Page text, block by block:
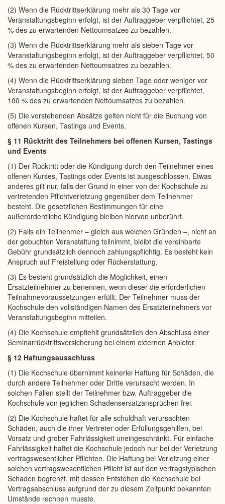
(2) Wenn die Rücktrittserklärung mehr als 30 Tage vor
Veranstaltungsbeginn erfolgt, ist der Auftraggeber verpflichtet, 25
% des zu erwartenden Nettoumsatzes zu bezahlen.
(3) Wenn die Rücktrittserklärung mehr als sieben Tage vor
Veranstaltungsbeginn erfolgt, ist der Auftraggeber verpflichtet, 50
% des zu erwartenden Nettoumsatzes zu bezahlen.
(4) Wenn die Rücktrittserklärung sieben Tage oder weniger vor
Veranstaltungsbeginn erfolgt, ist der Auftraggeber verpflichtet,
100 % des zu erwartenden Nettoumsatzes zu bezahlen.
(5) Die vorstehenden Absätze gelten nicht für die Buchung von
offenen Kursen, Tastings und Events.
§ 11 Rücktritt des Teilnehmers bei offenen Kursen, Tastings
und Events
(1) Der Rücktritt oder die Kündigung durch den Teilnehmer eines
offenen Kurses, Tastings oder Events ist ausgeschlossen. Etwas
anderes gilt nur, falls der Grund in einer von der Kochschule zu
vertretenden Pflichtverletzung gegenüber dem Teilnehmer
besteht. Die gesetzlichen Bestimmungen für eine
außerordentliche Kündigung bleiben hiervon unberührt.
(2) Falls ein Teilnehmer – gleich aus welchen Gründen –, nicht an
der gebuchten Veranstaltung teilnimmt, bleibt die vereinbarte
Gebühr grundsätzlich dennoch zahlungspflichtig. Es besteht kein
Anspruch auf Freistellung oder Rückerstattung.
(3) Es besteht grundsätzlich die Möglichkeit, einen
Ersatzteilnehmer zu benennen, wenn dieser die erforderlichen
Teilnahmevoraussetzungen erfüllt. Der Teilnehmer muss der
Kochschule den vollständigen Namen des Ersatzteilnehmers vor
Veranstaltungsbeginn mitteilen.
(4) Die Kochschule empfiehlt grundsätzlich den Abschluss einer
Seminarrücktrittsversicherung bei einem externen Anbieter.
§ 12 Haftungsausschluss
(1) Die Kochschule übernimmt keinerlei Haftung für Schäden, die
durch andere Teilnehmer oder Dritte verursacht werden. In
solchen Fällen stellt der Teilnehmer bzw. Auftraggeber die
Kochschule von jeglichen Schadensersatzansprüchen frei.
(2) Die Kochschule haftet für alle schuldhaft verursachten
Schäden, auch die ihrer Vertreter oder Erfüllungsgehilfen, bei
Vorsatz und grober Fahrlässigkeit uneingeschränkt. Für einfache
Fahrlässigkeit haftet die Kochschule jedoch nur bei der Verletzung
vertragswesentlicher Pflichten. Die Haftung bei Verletzung einer
solchen vertragswesentlichen Pflicht ist auf den vertragstypischen
Schaden begrenzt, mit dessen Entstehen die Kochschule bei
Vertragsabschluss aufgrund der zu diesem Zeitpunkt bekannten
Umstände rechnen musste.